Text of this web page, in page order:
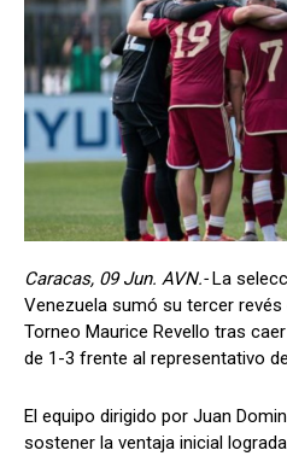
Caracas, 09 Jun. AVN.- La
Venezuela sumó su tercer
Torneo Maurice Revello tras
de 1-3 frente al representativo
El equipo dirigido por Juan
sostener la ventaja inicial